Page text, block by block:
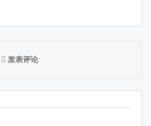
发表评论